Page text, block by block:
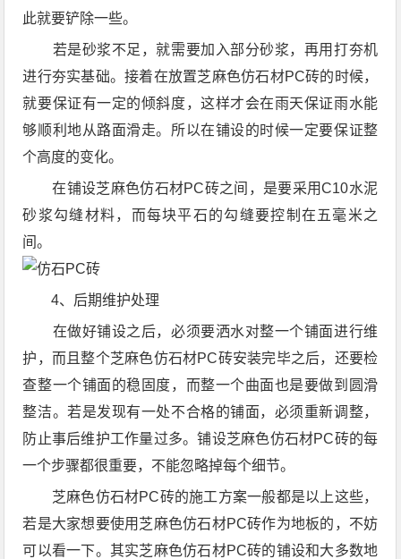
此就要铲除一些。
若是砂浆不足，就需要加入部分砂浆，再用打夯机
进行夯实基础。接着在放置芝麻色仿石材PC砖的时候，
就要保证有一定的倾斜度，这样才会在雨天保证雨水能
够顺利地从路面滑走。所以在铺设的时候一定要保证整
个高度的变化。
在铺设芝麻色仿石材PC砖之间，是要采用C10水泥
砂浆勾缝材料，而每块平石的勾缝要控制在五毫米之
间。
4、后期维护处理
在做好铺设之后，必须要洒水对整一个铺面进行维
护，而且整个芝麻色仿石材PC砖安装完毕之后，还要检
查整一个铺面的稳固度，而整一个曲面也是要做到圆滑
整洁。若是发现有一处不合格的铺面，必须重新调整，
防止事后维护工作量过多。铺设芝麻色仿石材PC砖的每
一个步骤都很重要，不能忽略掉每个细节。
芝麻色仿石材PC砖的施工方案一般都是以上这些，
若是大家想要使用芝麻色仿石材PC砖作为地板的，不妨
可以看一下。其实芝麻色仿石材PC砖的铺设和大多数地